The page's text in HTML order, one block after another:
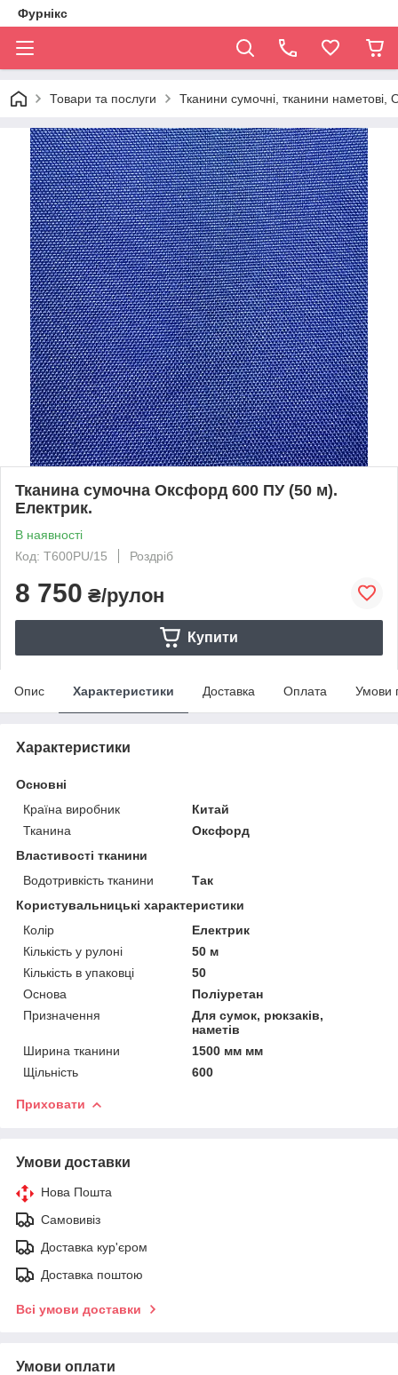
Фурнікс
Товари та послуги Тканини сумочні, тканини наметові,
Тканина сумочна Оксфорд 600 ПУ (50 м).
Електрик.
В наявності
Код: T600PU/15
Роздріб
8 750 ₴/рулон
Купити
Опис Характеристики Доставка Оплата Умови
Характеристики
Основні
Країна виробник
Китай
Тканина
Оксфорд
Властивості тканини
Водотривкість тканини
Так
Користувальницькі характеристики
Колір
Електрик
Кількість у рулоні
50 м
Кількість в упаковці
50
Основа
Поліуретан
Призначення
Для сумок, рюкзаків,
наметів
Ширина тканини
1500 мм мм
Щільність
600
Приховати
Умови доставки
Нова Пошта
Самовивіз
Доставка кур'єром
Доставка поштою
Всі умови доставки
Умови оплати